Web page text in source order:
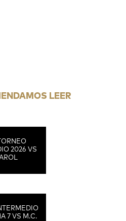
LEER
2026 VS
7 VS M.C.